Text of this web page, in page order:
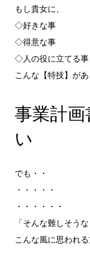
もし貴女に、
◇好きな事
◇得意な事
◇人の役に立てる事
こんな【特技】があ
事業計
い
でも・・
・・・・・
・・・・・・
「そんな難しそう
こんな風に思われ